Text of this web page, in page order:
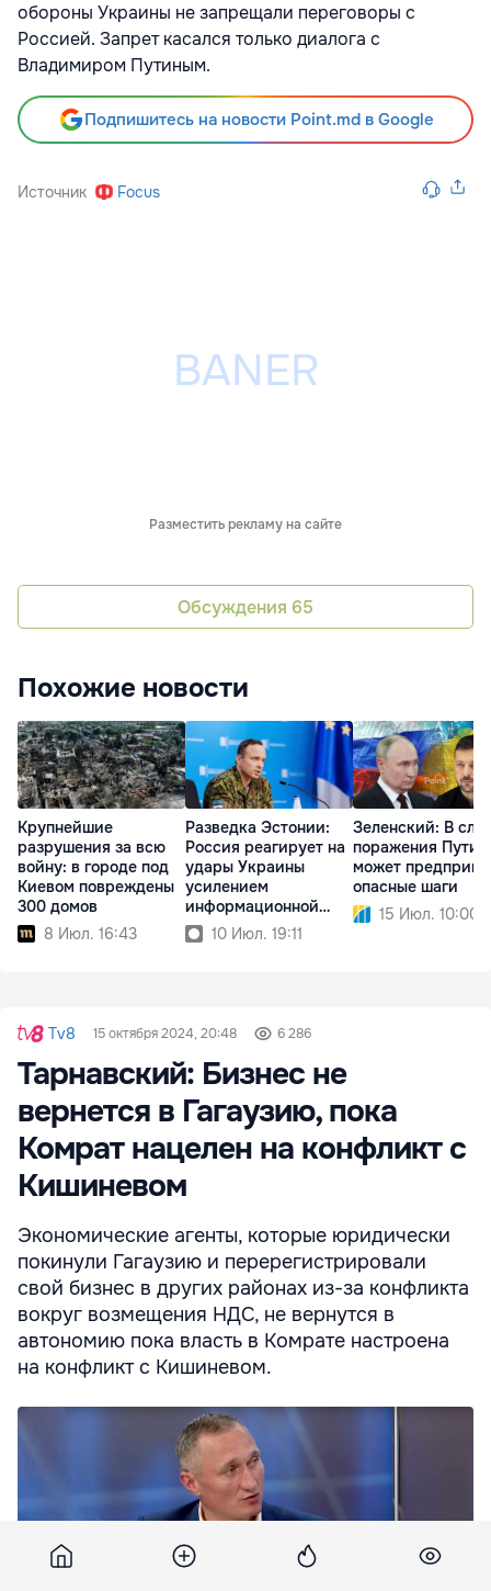
обороны Украины не запрещали переговоры с
Россией. Запрет касался только диалога с
Владимиром Путиным.
Подпишитесь на новости Point.md в Google
Источник Focus
Разместить рекламу на сайте
Обсуждения 65
Похожие новости
Крупнейшие
разрушения за всю
войну: в городе под
Киевом повреждены
300 домов
8 Июл. 16:43
Разведка Эстонии:
Россия реагирует на
удары Украины
усилением
информационной
войны10 Июл. 19:11
Зеленский: В
поражения Путин
может
опасные шаги
15 Июл. 10:00
Tv8 15 октября 2024, 20:48 6 286
Тарнавский: Бизнес не
вернется в Гагаузию, пока
Комрат нацелен на конфликт с
Кишиневом
Экономические агенты, которые юридически
покинули Гагаузию и перерегистрировали
свой бизнес в других районах из-за конфликта
вокруг возмещения НДС, не вернутся в
автономию пока власть в Комрате настроена
на конфликт с Кишиневом.